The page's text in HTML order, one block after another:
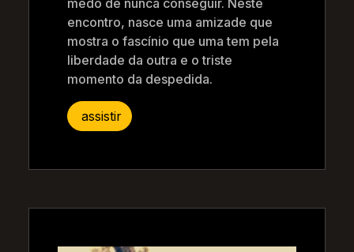
medo de nunca conseguir. Neste
encontro, nasce uma amizade que
mostra o fascínio que uma tem pela
liberdade da outra e o triste
momento da despedida.
assistir